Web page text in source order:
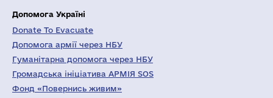
Допомога Україні
Donate To Evacuate
Допомога армії через НБУ
Гуманітарна допомога через НБУ
Громадська ініціатива АРМІЯ SOS
Фонд «Повернись живим»